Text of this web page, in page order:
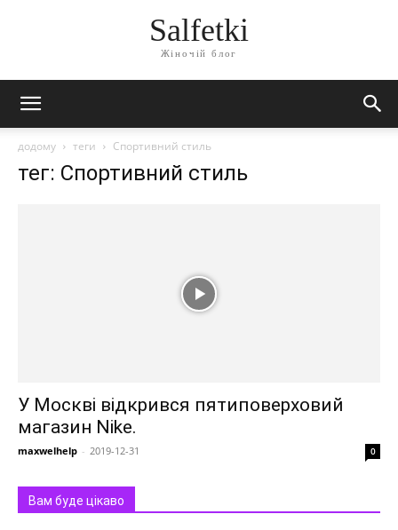
Salfetki
Жіночій блог
додому теги Спортивний стиль
тег: Спортивний стиль
У Москві відкрився пятиповерховий
магазин Nike.
maxwelhelp - 2019-12-31 0
Вам буде цікаво